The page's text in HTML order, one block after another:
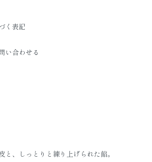
く表記
い合わせる
と、しっとりと練り上げられた餡。